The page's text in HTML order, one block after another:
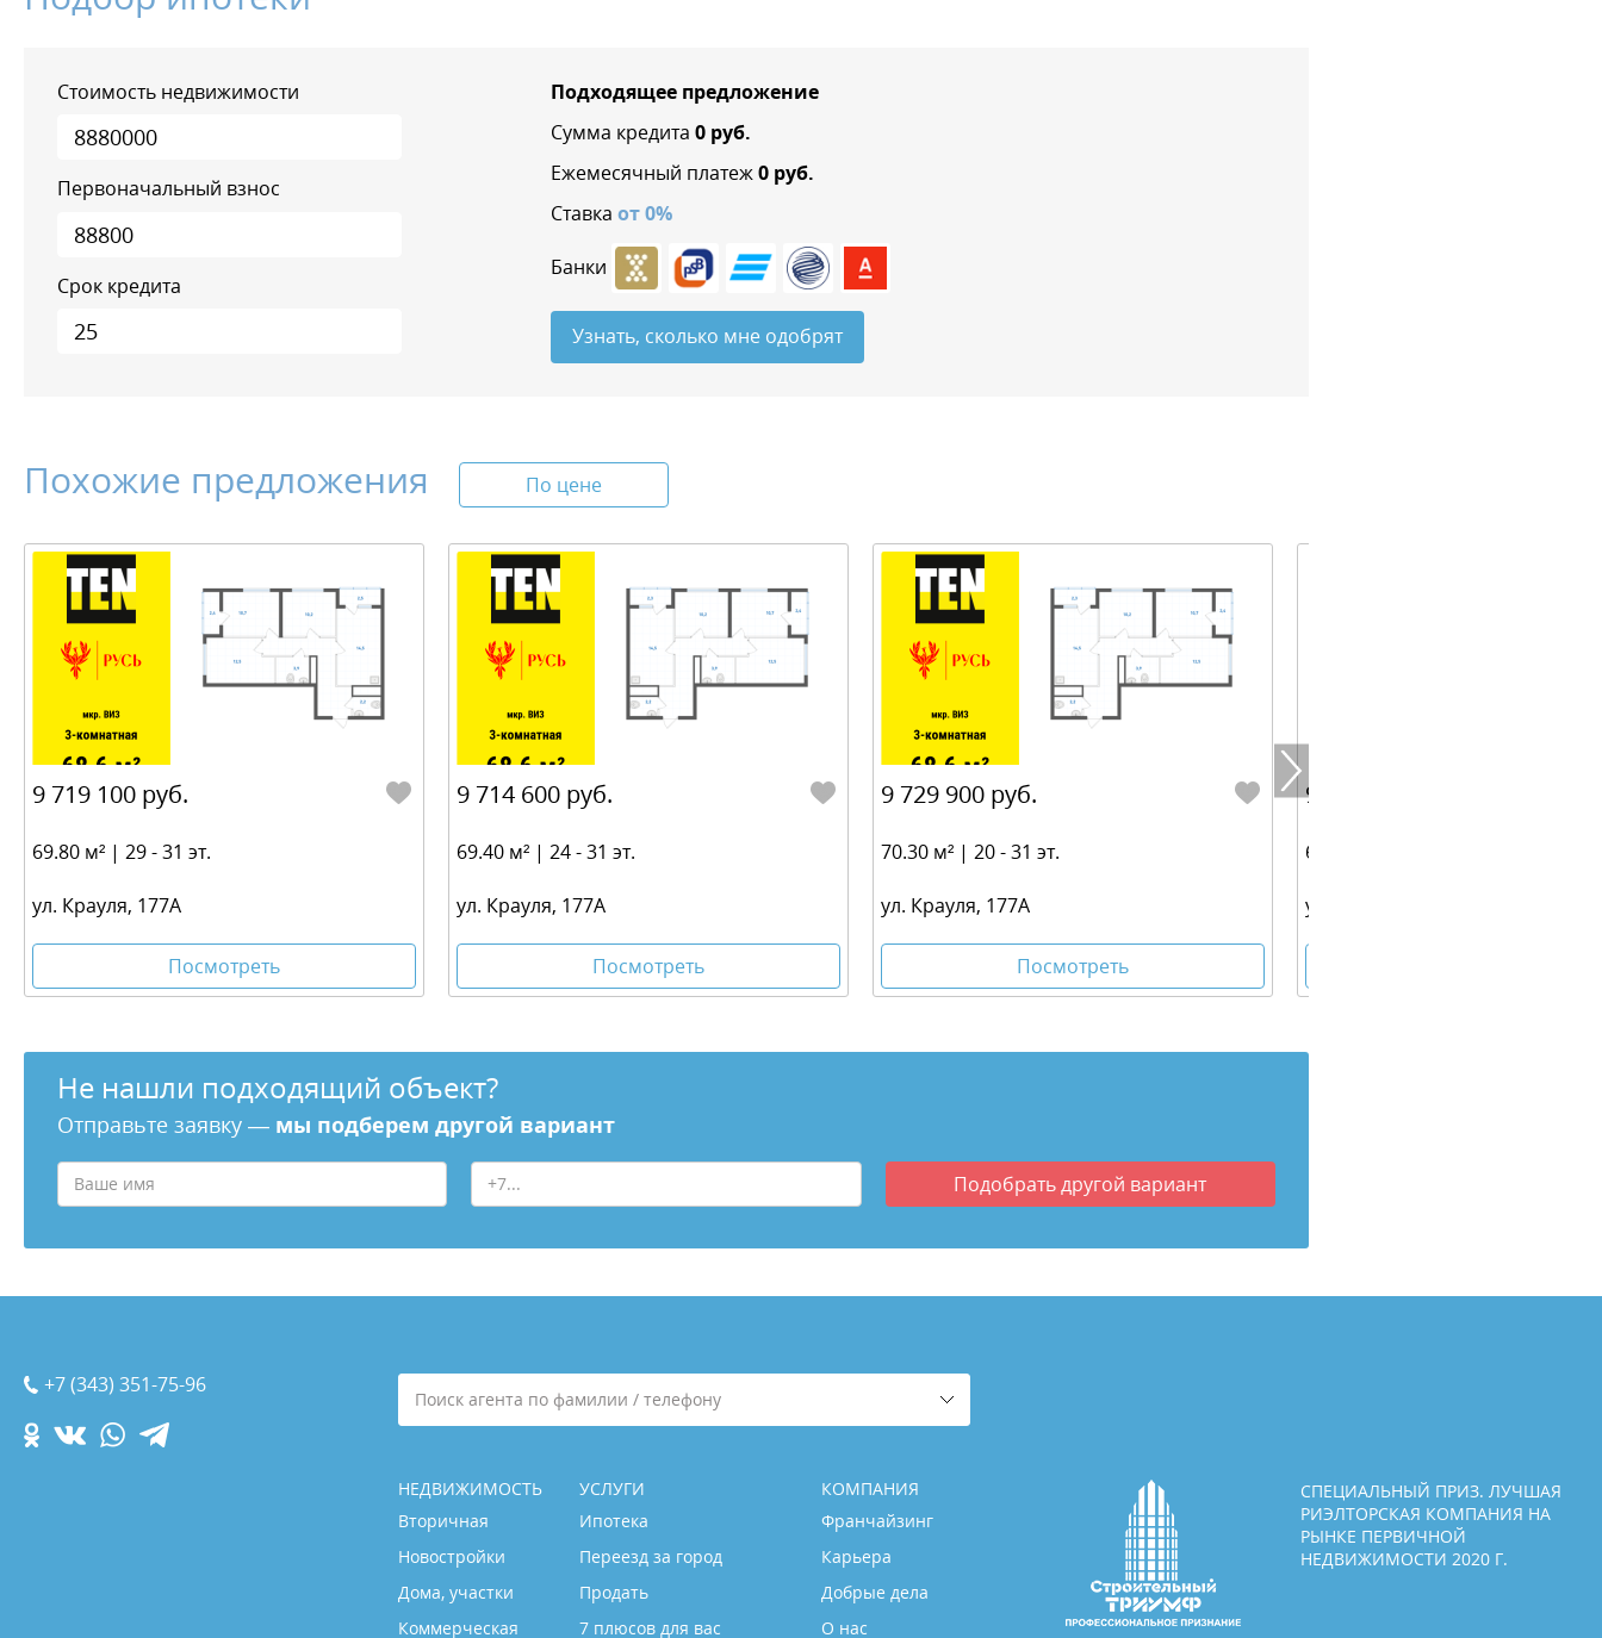
Стоимость недвижимости
Первоначальный взнос
Срок кредита
Подходящее предложение
Сумма кредита 0 руб.
Ежемесячный платеж 0 руб.
Ставка от0%
Банки
Узнать, сколько мне одобрят
Похожие предложения По цене
9 719 100 руб.
69.80 м² | 29 - 31 эт.
ул. Крауля, 177А
Посмотреть
9 714 600 руб.
69.40 м² | 24 - 31 эт.
ул. Крауля, 177А
Посмотреть
9 729 900 руб.
70.30 м² | 20 - 31 эт.
ул. Крауля, 177А
Посмотреть
9 400 000 руб.
69.00 м² | 9 - 9 эт.
ул. Таватуйская, 20/7 стр
Не нашли подходящий объект?
Отправьте заявку — мы подберем другой вариант
Подобратьдругой вариант
+7 (343) 351-75-96
Поиск агента по фамилии / телефону
НЕДВИЖИМОСТЬ
Вторичная
Новостройки
Дома, участки
Коммерческая
УСЛУГИ
Ипотека
Переезд за город
Продать
7 плюсов для вас
КОМПАНИЯ
Франчайзинг
Карьера
Добрые дела
О нас
СПЕЦИАЛЬНЫЙ ПРИЗ. ЛУЧШАЯ
РИЭЛТОРСКАЯ КОМПАНИЯ НА
РЫНКЕ ПЕРВИЧНОЙ
НЕДВИЖИМОСТИ 2020 Г.